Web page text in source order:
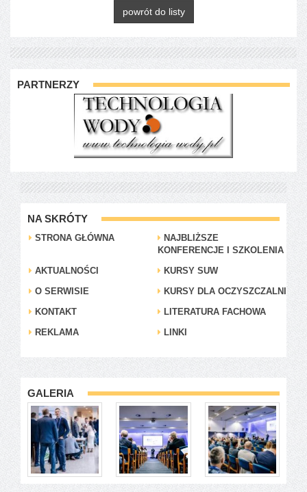
powrót do listy
PARTNERZY
NA SKRÓTY
STRONA GŁÓWNA
NAJBLIŻSZE
KONFERENCJE I SZKOLENIA
AKTUALNOŚCI
KURSY SUW
O SERWISIE
KURSY DLA OCZYSZCZALNI
KONTAKT
LITERATURA FACHOWA
REKLAMA
LINKI
GALERIA